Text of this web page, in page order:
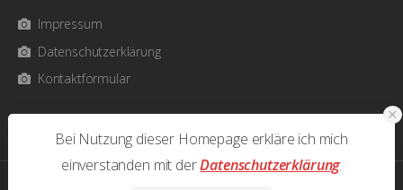
Impressum
Datenschutzerklärung
Kontaktformular
Bei Nutzung dieser Homepage erkläre ich mich
einverstanden mit derDatenschutzerklärung.